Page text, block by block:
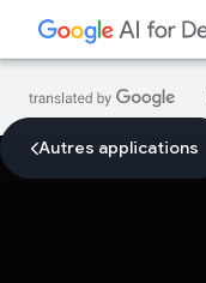
Autres applications